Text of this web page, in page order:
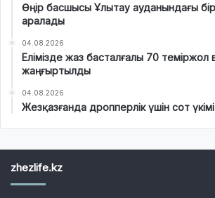
Өңір басшысы Ұлытау ауданындағы
аралады
04.08.2026
Елімізде жаз басталғалы 70 теміржол
жаңғыртылды
04.08.2026
Жезқазғанда дропперлік үшін сот
zhezlife.kz